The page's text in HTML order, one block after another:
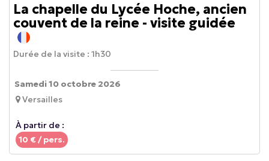
La chapelle du Lycée Hoche, ancien
couvent de la reine - visite guidée
Versailles
À partir de :
10 € / pers.
Durée de la visite : 1h30
Samedi 10 octobre 2026